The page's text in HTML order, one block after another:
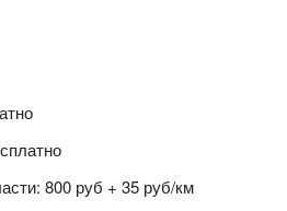
800 руб + 35 руб/км